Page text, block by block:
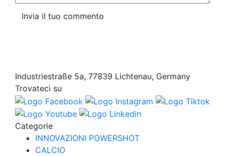
Invia il tuo commento
Industriestraße 5a, 77839 Lichtenau, Germany
Trovateci su
Categorie
INNOVAZIONI POWERSHOT
CALCIO